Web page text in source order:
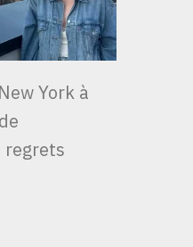
York à
regrets